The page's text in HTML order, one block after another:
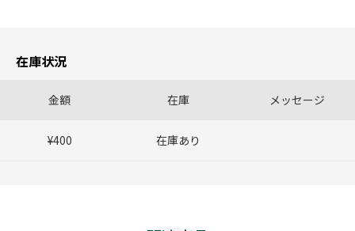
在庫状況
金額 在庫 メッセージ
¥400 在庫あり